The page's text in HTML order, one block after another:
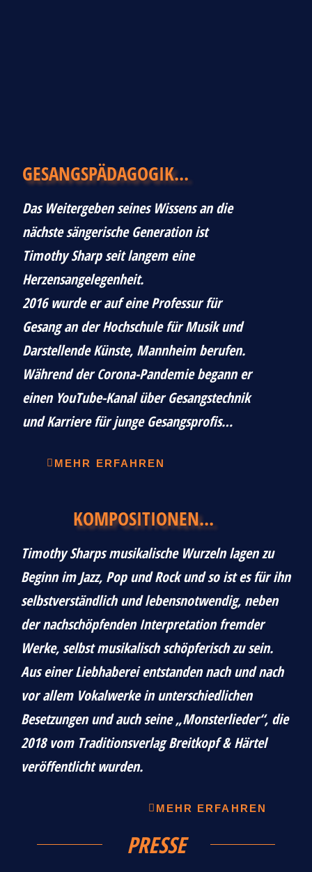
GESANGSPÄDAGOGIK...
Das Weitergeben seines Wissens an die
nächste sängerische Generation ist
Timothy Sharp seit langem eine
Herzensangelegenheit.
2016 wurde er auf eine Professur für
Gesang an der Hochschule für Musik und
Darstellende Künste, Mannheim berufen.
Während der Corona-Pandemie begann er
einen YouTube-Kanal über Gesangstechnik
und Karriere für junge Gesangsprofis…
MEHR ERFAHREN
KOMPOSITIONEN...
Timothy Sharps musikalische Wurzeln lagen zu
Beginn im Jazz, Pop und Rock und so ist es für ihn
selbstverständlich und lebensnotwendig, neben
der nachschöpfenden Interpretation fremder
Werke, selbst musikalisch schöpferisch zu sein.
Aus einer Liebhaberei entstanden nach und nach
vor allem Vokalwerke in unterschiedlichen
Besetzungen und auch seine „Monsterlieder“, die
2018 vom Traditionsverlag Breitkopf & Härtel
veröffentlicht wurden.
MEHR ERFAHREN
PRESSE